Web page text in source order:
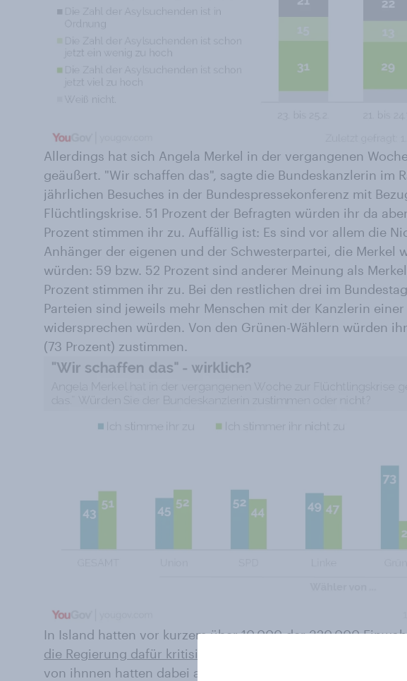
Allerdings hat sich Angela Merkel in der vergangenen
geäußert. "Wir schaffen das", sagte die Bundeskanzlerin im
jährlichen Besuches in der Bundespressekonferenz mit
Flüchtlingskrise. 51 Prozent der Befragten würden ihr da
Prozent stimmen ihr zu. Auffällig ist: Es sind vor allem die
Anhänger der eigenen und der Schwesterpartei, die Merkel
würden: 59 bzw. 52 Prozent sind anderer Meinung als
Prozent stimmen ihr zu. Bei den restlichen drei im
Parteien sind jeweils mehr Menschen mit der Kanzlerin
widersprechen würden. Von den Grünen-Wählern würden
(73 Prozent) zustimmen.
In Island hatten vor kurzemüber 10.000 der 320.000
die Regierung dafür kritisiert
von ihnnen hatten dabei auch ihre Hilfe - und oft auch